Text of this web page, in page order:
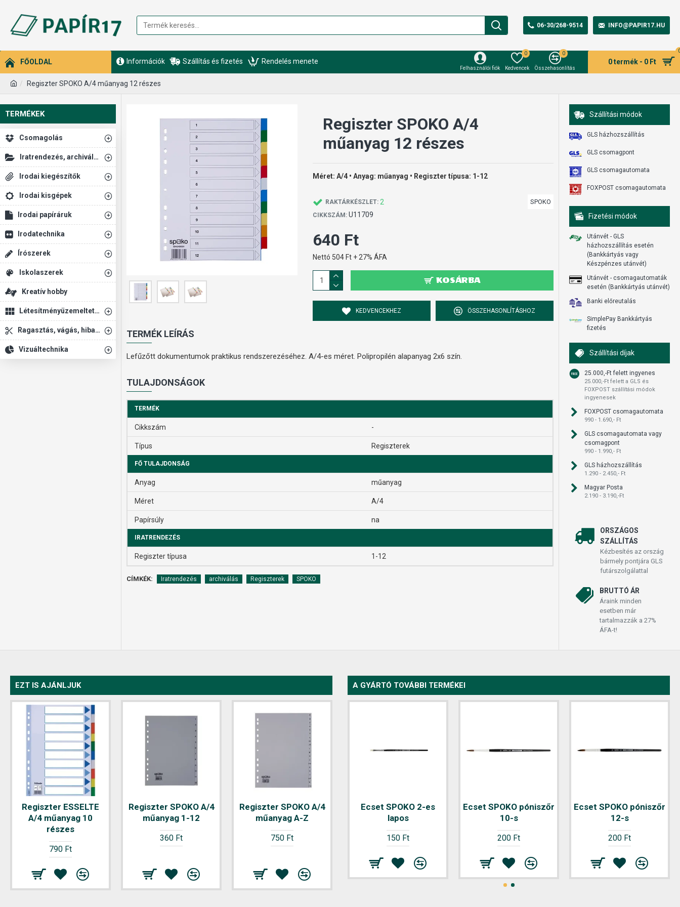
06-30/268-9514 INFO@PAPIR17.HU
FŐOLDAL Információk Szállítás és fizetés Rendelés menete
Felhasználói fiók Kedvencek
0
Összehasonlítás
0
0 termék - 0 Ft
Regiszter SPOKO A/4 műanyag 12 részes
TERMÉKEK
Csomagolás
Iratrendezés, archiválás
Irodai kiegészítők
Irodai kisgépek
Irodai papíráruk
Irodatechnika
Írószerek
Iskolaszerek
Kreatív hobby
Létesítményüzemeltetés
Ragasztás, vágás, hibajavítás
Vizuáltechnika
Regiszter SPOKO A/4
műanyag 12 részes
Méret: A/4 • Anyag: műanyag • Regiszter típusa: 1-12
RAKTÁRKÉSZLET: 2
CIKKSZÁM: U11709
SPOKO
640 Ft
Nettó 504 Ft + 27% ÁFA
KOSÁRBA
KEDVENCEKHEZ ÖSSZEHASONLÍTÁSHOZ
TERMÉK LEÍRÁS
Lefűzőtt dokumentumok praktikus rendszerezéséhez. A/4-es méret. Polipropilén alapanyag 2x6 szín.
TULAJDONSÁGOK
TERMÉK
Cikkszám -
Típus Regiszterek
FŐ TULAJDONSÁG
Anyag műanyag
Méret A/4
Papírsúly na
IRATRENDEZÉS
Regiszter típusa 1-12
CÍMKÉK: Iratrendezés archiválás Regiszterek SPOKO
Szállítási módok
GLS házhozszállítás
GLS csomagpont
GLS csomagautomata
FOXPOST csomagautomata
Fizetési módok
Utánvét - GLS
házhozszállítás esetén
(Bankkártyás vagy
Készpénzes utánvét)
Utánvét - csomagautomaták
esetén (Bankkártyás utánvét)
Banki előreutalás
SimplePay Bankkártyás
fizetés
Szállítási díjak
25.000,-Ft felett ingyenes
25.000,-Ft felett a GLS és
FOXPOST szállítási módok
ingyenesek
FOXPOST csomagautomata
990 - 1.690,- Ft
GLS csomagautomata vagy
csomagpont
990 - 1.990,- Ft
GLS házhozszállítás
1.290 - 2.450,- Ft
Magyar Posta
2.190 - 3.190,-Ft
ORSZÁGOS
SZÁLLÍTÁS
Kézbesítés az ország
bármely pontjára GLS
futárszolgálattal
BRUTTÓ ÁR
Áraink minden
esetben már
tartalmazzák a 27%
ÁFA-t!
EZT IS AJÁNLJUK
Regiszter ESSELTE
A/4 műanyag 10
részes
790 Ft
Regiszter SPOKO A/4
műanyag 1-12
360 Ft
Regiszter SPOKO A/4
műanyag A-Z
750 Ft
A GYÁRTÓ TOVÁBBI TERMÉKEI
Ecset SPOKO 2-es
lapos
150 Ft
Ecset SPOKO póniszőr
10-s
200 Ft
Ecset SPOKO póniszőr
12-s
200 Ft